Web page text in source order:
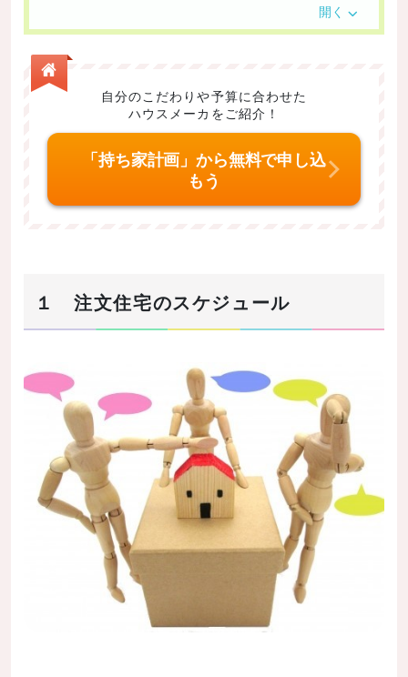
2-2.予算を立てる
2-4.施工店を探す
2-9.建築確認申請
2-12.引き渡し
2-13.引っ越し・入居
まとめ
開く
自分のこだわりや予算に合わせた
ハウスメーカをご紹介！
「持ち家計画」から無料で申し込
もう
１ 注文住宅のスケジュール